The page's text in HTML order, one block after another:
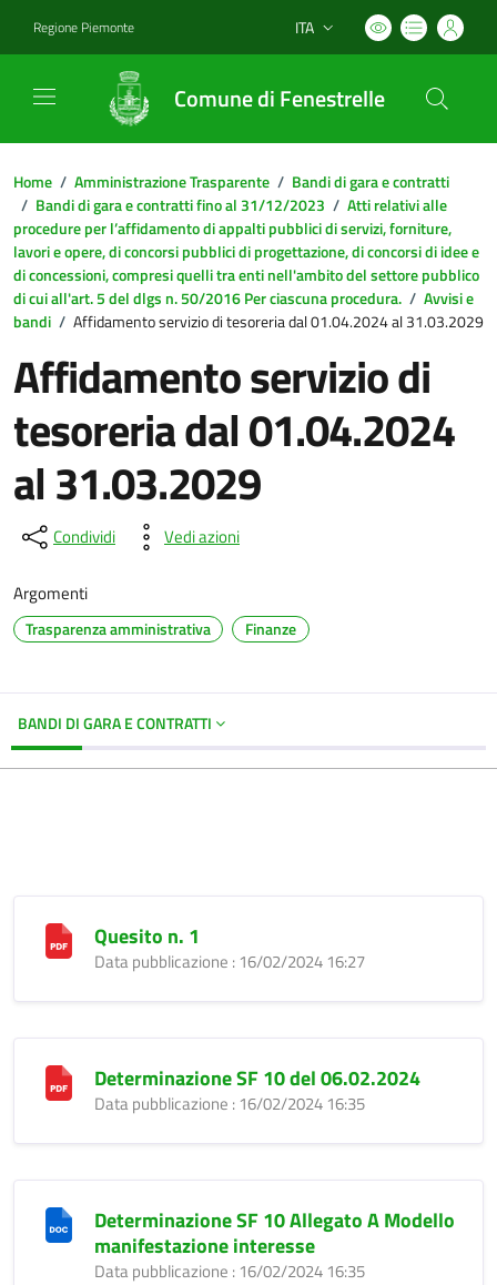
Regione Piemonte Lingua attiva:
ITA
Comune di Fenestrelle
Home / Amministrazione Trasparente / Bandi di gara e contratti
/ Bandi di gara e contratti fino al 31/12/2023 / Atti relativi alle
procedure per l’affidamento di appalti pubblici di servizi, forniture,
lavori e opere, di concorsi pubblici di progettazione, di concorsi di idee e
di concessioni, compresi quelli tra enti nell'ambito del settore pubblico
di cui all'art. 5 del dlgs n. 50/2016 Per ciascuna procedura. / Avvisi e
bandi / Affidamento servizio di tesoreria dal 01.04.2024 al 31.03.2029
Affidamento servizio di
tesoreria dal 01.04.2024
al 31.03.2029
Condividi Vedi azioni
Argomenti
Trasparenza amministrativa Finanze
BANDI DI GARA E CONTRATTI
Quesito n. 1
Data pubblicazione : 16/02/2024 16:27
Determinazione SF 10 del 06.02.2024
Data pubblicazione : 16/02/2024 16:35
Determinazione SF 10 Allegato A Modello
manifestazione interesse
Data pubblicazione : 16/02/2024 16:35